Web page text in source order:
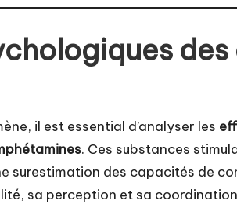
des
il est essential d’analyser les
. Ces substances
surestimation des capacités de
sa perception et sa